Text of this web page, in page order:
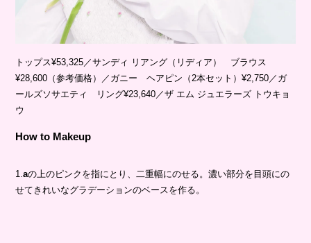
トップス¥53,325／サンディ リアング（リディア） ブラウス
¥28,600（参考価格）／ガニー ヘアピン（2本セット）¥2,750／ガ
ールズソサエティ リング¥23,640／ザ エム ジュエラーズ トウキョ
ウ
How to Makeup
1.aの上のピンクを指にとり、二重幅にのせる。濃い部分を目頭にの
せてきれいなグラデーションのベースを作る。